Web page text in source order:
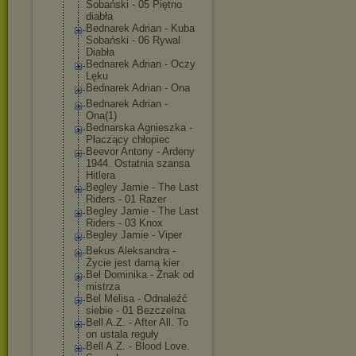
Sobański - 05 Piętno
diabła
Bednarek Adrian - Kuba
Sobański - 06 Rywal
Diabła
Bednarek Adrian - Oczy
Lęku
Bednarek Adrian - Ona
Bednarek Adrian -
Ona(1)
Bednarska Agnieszka -
Płaczący chłopiec
Beevor Antony - Ardeny
1944. Ostatnia szansa
Hitlera
Begley Jamie - The Last
Riders - 01 Razer
Begley Jamie - The Last
Riders - 03 Knox
Begley Jamie - Viper
Bekus Aleksandra -
Życie jest damą kier
Bel Dominika - Znak od
mistrza
Bel Melisa - Odnaleźć
siebie - 01 Bezczelna
Bell A.Z. - After All. To
on ustala reguły
Bell A.Z. - Blood Love.